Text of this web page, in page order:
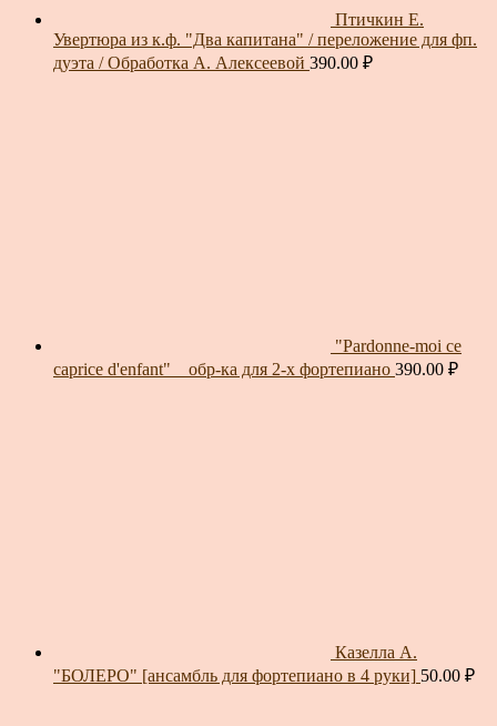
Птичкин Е.
Увертюра из к.ф. "Два капитана" / переложение для фп.
дуэта / Обработка А. Алексеевой 390.00 ₽
"Pardonne-moi ce
caprice d'enfant" _ обр-ка для 2-х фортепиано 390.00 ₽
Казелла А.
"БОЛЕРО" [ансамбль для фортепиано в 4 руки] 50.00 ₽